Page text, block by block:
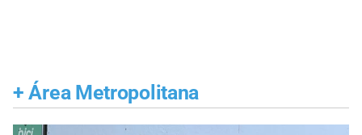
+ Área Metropolitana